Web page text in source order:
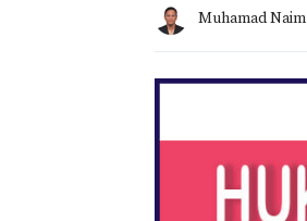
Muhamad Naim